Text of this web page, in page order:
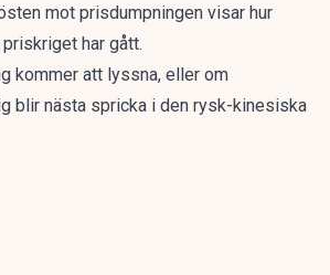
mot prisdumpningen visar hur
har gått.
kommer att lyssna, eller om
blir nästa spricka i den rysk-kinesiska